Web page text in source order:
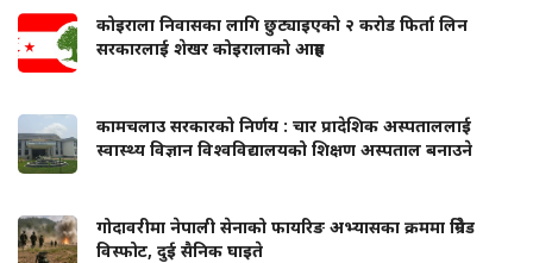
कोइराला निवासका लागि छुट्याइएको २ करोड फिर्ता लिन
सरकारलाई शेखर कोइरालाको आग्रह
कामचलाउ सरकारको निर्णय : चार प्रादेशिक अस्पताललाई
स्वास्थ्य विज्ञान विश्वविद्यालयको शिक्षण अस्पताल बनाउने
गोदावरीमा नेपाली सेनाको फायरिङ अभ्यासका क्रममा ग्रिनेड
विस्फोट, दुई सैनिक घाइते